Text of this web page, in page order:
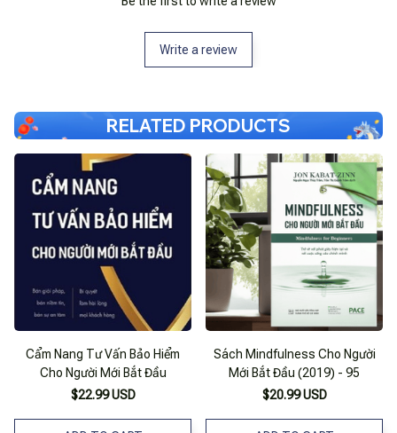
Write a review
RELATED PRODUCTS
Cẩm Nang Tư Vấn Bảo Hiểm
Cho Người Mới Bắt Đầu
$22.99 USD
Sách Mindfulness Cho Người
Mới Bắt Đầu (2019) - 95
$20.99 USD